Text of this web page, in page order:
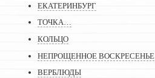
ЕКАТЕРИНБУРГ
ТОЧКА…
КОЛЬЦО
НЕПРОЩЕННОЕ ВОСКРЕСЕНЬЕ
ВЕРБЛЮДЫ